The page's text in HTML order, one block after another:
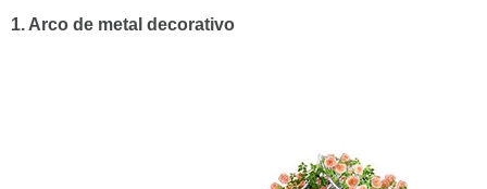
1. Arco de metal decorativo